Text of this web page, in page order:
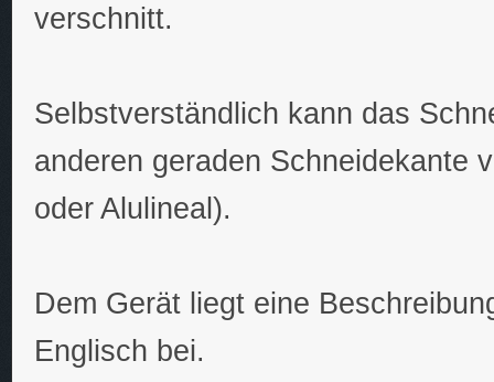
verschnitt.
Selbstverständlich kann das
anderen geraden Schneidekante
oder Alulineal).
Dem Gerät liegt eine
Englisch bei.